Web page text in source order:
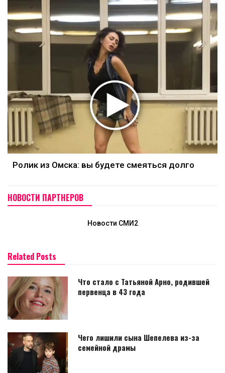
Ролик из Омска: вы будете смеяться долго
НОВОСТИ ПАРТНЕРОВ
Новости СМИ2
Related Posts
Что стало с Татьяной Арно, родившей
первенца в 43 года
Чего лишили сына Шепелева из-за
семейной драмы